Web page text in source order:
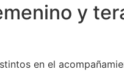
y
en el